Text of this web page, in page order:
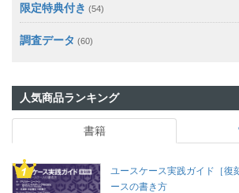
限定特典付き (54)
調査データ (60)
人気商品ランキング
書籍
ユースケース実践ガイド［復
ースの書き方